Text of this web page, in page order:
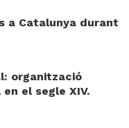
a Catalunya durant
organització
el segle XIV.